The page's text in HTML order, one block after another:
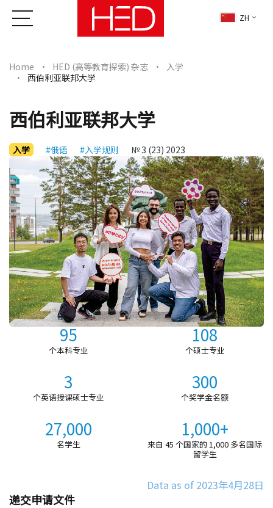
ZH
Home HED (高等教育探索) 杂志
入学
西伯利亚联邦大学
西伯利亚联邦大学
入学 #俄语 #入学规则 № 3 (23) 2023
95
个本科专业
108
个硕士专业
3
个英语授课硕士专业
300
个奖学金名额
27,000
名学生
1,000+
来自 45 个国家的 1,000 多名国际
留学生
Data as of 2023年4月28日
递交申请文件